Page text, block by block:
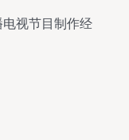
视节目制作经